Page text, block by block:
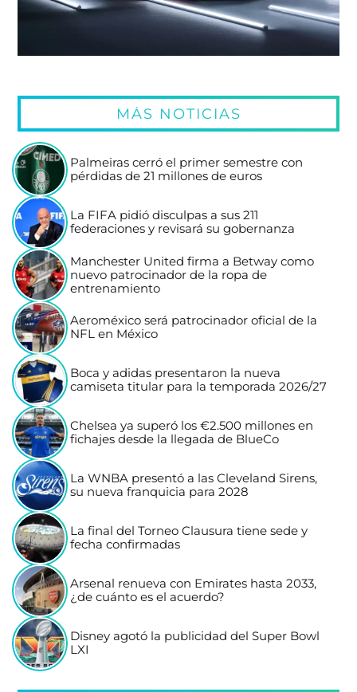
MÁS NOTICIAS
Palmeiras cerró el primer semestre con
pérdidas de 21 millones de euros
La FIFA pidió disculpas a sus 211
federaciones y revisará su gobernanza
Manchester United firma a Betway como
nuevo patrocinador de la ropa de
entrenamiento
Aeroméxico será patrocinador oficial de la
NFL en México
Boca y adidas presentaron la nueva
camiseta titular para la temporada 2026/27
Chelsea ya superó los €2.500 millones en
fichajes desde la llegada de BlueCo
La WNBA presentó a las Cleveland Sirens,
su nueva franquicia para 2028
La final del Torneo Clausura tiene sede y
fecha confirmadas
Arsenal renueva con Emirates hasta 2033,
¿de cuánto es el acuerdo?
Disney agotó la publicidad del Super Bowl
LXI